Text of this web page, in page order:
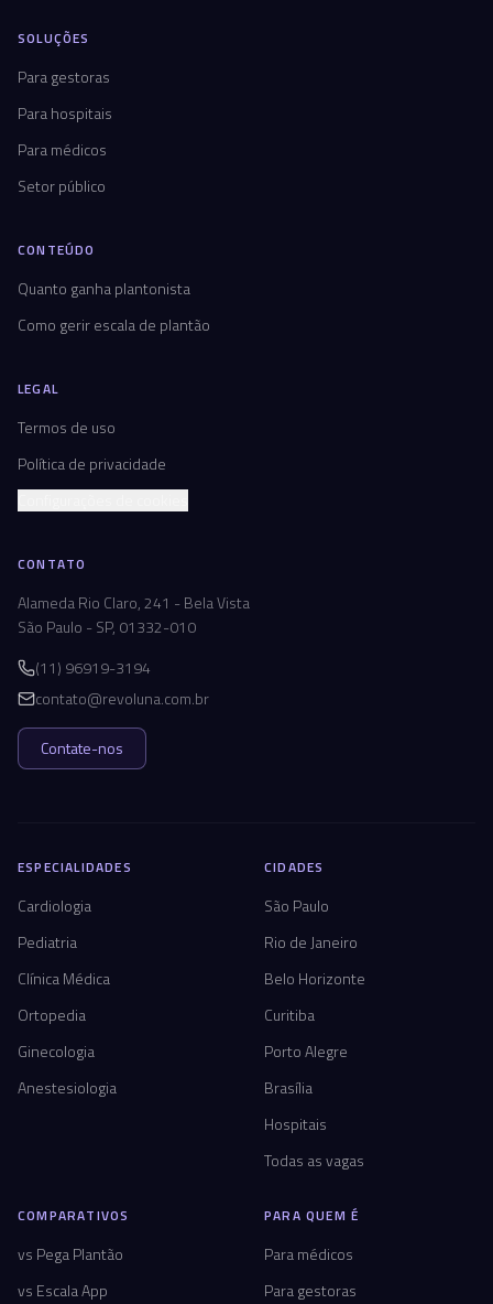
SOLUÇÕES
Para gestoras
Para hospitais
Para médicos
Setor público
CONTEÚDO
Quanto ganha plantonista
Como gerir escala de plantão
LEGAL
Termos de uso
Política de privacidade
CONTATO
Alameda Rio Claro, 241 - Bela Vista
São Paulo - SP, 01332-010
(11) 96919-3194
contato@revoluna.com.br
Contate-nos
ESPECIALIDADES
Cardiologia
Pediatria
Clínica Médica
Ortopedia
Ginecologia
Anestesiologia
CIDADES
São Paulo
Rio de Janeiro
Belo Horizonte
Curitiba
Porto Alegre
Brasília
Hospitais
Todas as vagas
COMPARATIVOS
vs Pega Plantão
vs Escala App
PARA QUEM É
Para médicos
Para gestoras